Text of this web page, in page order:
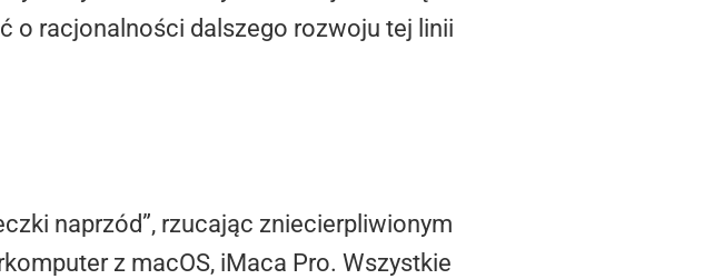
o racjonalności dalszego rozwoju tej linii
naprzód”, rzucając zniecierpliwionym
z macOS, iMaca Pro. Wszystkie